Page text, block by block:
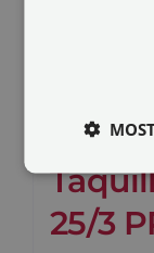
25/3